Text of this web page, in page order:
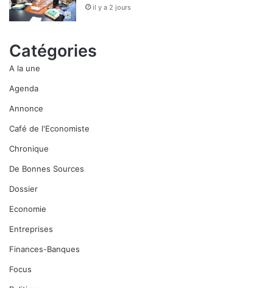
il y a 2 jours
Catégories
A la une
Agenda
Annonce
Café de l'Economiste
Chronique
De Bonnes Sources
Dossier
Economie
Entreprises
Finances-Banques
Focus